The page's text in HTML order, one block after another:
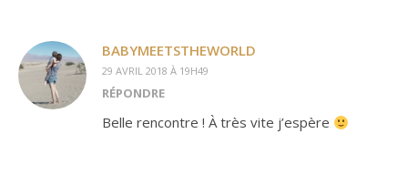
BABYMEETSTHEWORLD
29 AVRIL 2018 À 19H49
RÉPONDRE
Belle rencontre ! À très vite j’espère